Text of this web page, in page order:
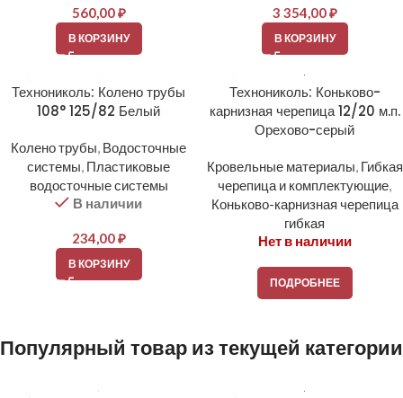
560,00₽
В КОРЗИНУ
3 354,00₽
В КОРЗИНУ
Технониколь: Колено трубы
108° 125/82 Белый
Колено трубы, Водосточные
системы, Пластиковые
водосточные системы
В наличии
234,00₽
В КОРЗИНУ
Технониколь: Коньково-
карнизная черепица 12/20 м.п.
Орехово-серый
Кровельные материалы, Гибкая
черепица и комплектующие,
Коньково-карнизная черепица
гибкая
Нет в наличии
ПОДРОБНЕЕ
Популярный товар из текущей категории